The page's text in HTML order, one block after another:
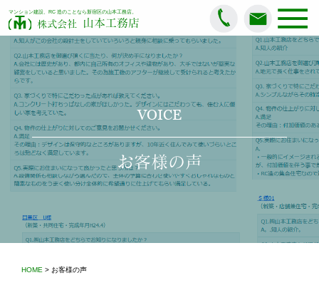
マンション建設、RC 造のことなら新宿区の山本工務店。
株式会社 山本工務店
VOICE
お客様の声
HOME > お客様の声